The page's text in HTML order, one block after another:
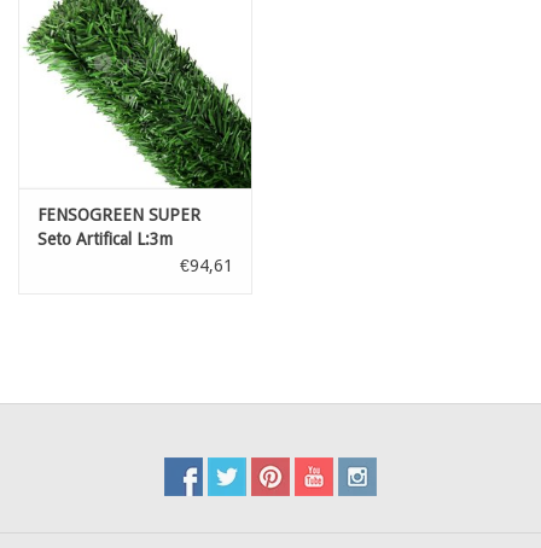
FENSOGREEN SUPER
Seto Artifical L:3m
€94,61